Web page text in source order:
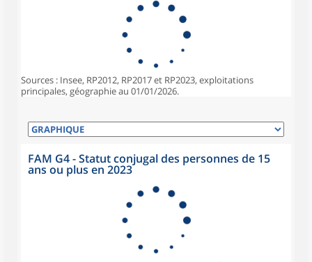
Sources : Insee, RP2012, RP2017 et RP2023, exploitations
principales, géographie au 01/01/2026.
FAM G4 - Statut conjugal des personnes de 15
ans ou plus en 2023